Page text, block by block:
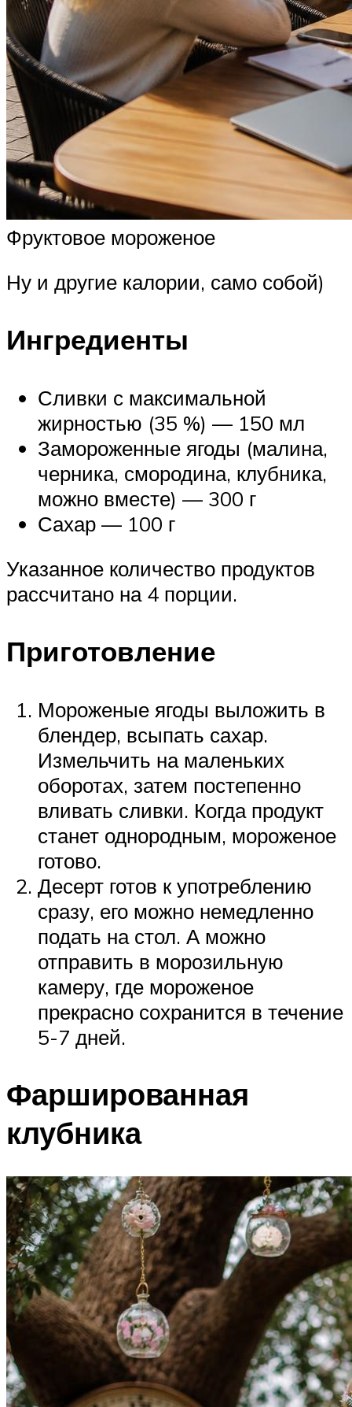
Фруктовое мороженое
Ну и другие калории, само собой)
Ингредиенты
Сливки с максимальной
жирностью (35 %) — 150 мл
Замороженные ягоды (малина,
черника, смородина, клубника,
можно вместе) — 300 г
Сахар — 100 г
Указанное количество продуктов
рассчитано на 4 порции.
Приготовление
Мороженые ягоды выложить в
блендер, всыпать сахар.
Измельчить на маленьких
оборотах, затем постепенно
вливать сливки. Когда продукт
станет однородным, мороженое
готово.
Десерт готов к употреблению
сразу, его можно немедленно
подать на стол. А можно
отправить в морозильную
камеру, где мороженое
прекрасно сохранится в течение
5-7 дней.
Фаршированная
клубника